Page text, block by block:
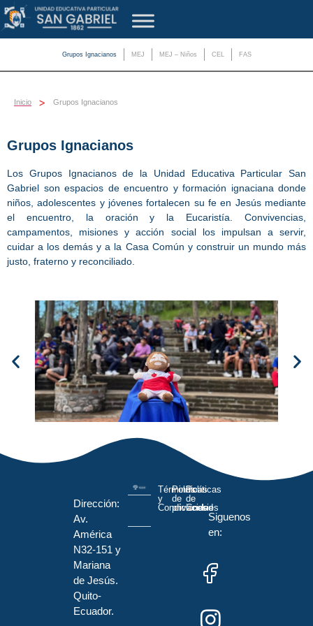
Grupos Ignacianos MEJ MEJ – Niños CEL FAS
Inicio > Grupos Ignacianos
Grupos Ignacianos
Los Grupos Ignacianos de la Unidad Educativa Particular San
Gabriel son espacios de encuentro y formación ignaciana donde
niños, adolescentes y jóvenes fortalecen su fe en Jesús mediante
el encuentro, la oración y la Eucaristía. Convivencias,
campamentos, misiones y acción social los impulsan a servir,
cuidar a los demás y a la Casa Común y construir un mundo más
justo, fraterno y reconciliado.
Dirección:
Av.
América
N32-151 y
Mariana
de Jesús.
Quito-
Ecuador.
Términos
y
Condiciones
Políticas
de
privacidad
Políticas
de
Cookies
Siguenos
en: